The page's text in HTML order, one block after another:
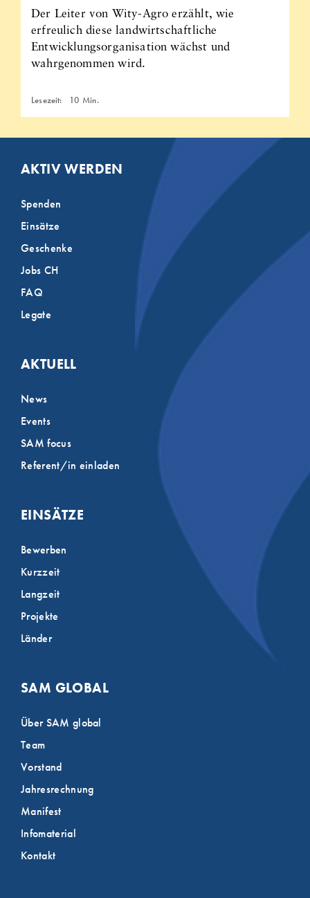
Der Leiter von Wity-Agro erzählt, wie
erfreulich diese landwirtschaftliche
Entwicklungsorganisation wächst und
wahrgenommen wird.
Lesezeit: 10 Min.
AKTIV WERDEN
Spenden
Einsätze
Geschenke
Jobs CH
FAQ
Legate
AKTUELL
News
Events
SAM focus
Referent/in einladen
EINSÄTZE
Bewerben
Kurzzeit
Langzeit
Projekte
Länder
SAM GLOBAL
Über SAM global
Team
Vorstand
Jahresrechnung
Manifest
Infomaterial
Kontakt